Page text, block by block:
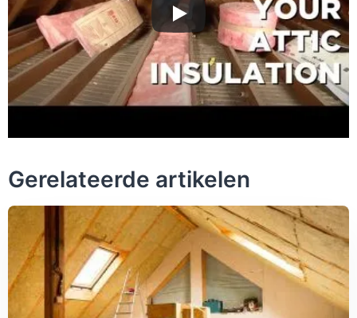
Gerelateerde artikelen